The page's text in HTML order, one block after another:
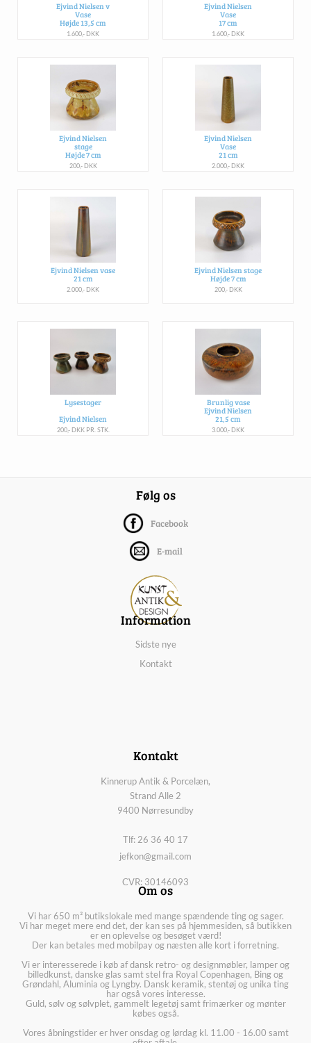
Ejvind Nielsen v
Vase
Højde 13,5 cm
1.600,- DKK
Ejvind Nielsen
Vase
17 cm
1.600,- DKK
Ejvind Nielsen
stage
Højde 7 cm
200,- DKK
Ejvind Nielsen
Vase
21 cm
2.000,- DKK
Ejvind Nielsen vase
21 cm
2.000,- DKK
Ejvind Nielsen stage
Højde 7 cm
200,- DKK
Lysestager
Ejvind Nielsen
200,- DKK PR. STK.
Brunlig vase
Ejvind Nielsen
21,5 cm
3.000,- DKK
Følg os
Facebook
E-mail
Information
Sidste nye
Kontakt
Kontakt
Kinnerup Antik & Porcelæn,
Strand Alle 2
9400 Nørresundby
Tlf: 26 36 40 17
jefkon@gmail.com
CVR: 30146093
Om os
Vi har 650 m² butikslokale med mange spændende ting og sager.
Vi har meget mere end det, der kan ses på hjemmesiden, så butikken
er en oplevelse og besøget værd!
Der kan betales med mobilpay og næsten alle kort i forretning.
Vi er interesserede i køb af dansk retro- og designmøbler, lamper og
billedkunst, danske glas samt stel fra Royal Copenhagen, Bing og
Grøndahl, Aluminia og Lyngby. Dansk keramik, stentøj og unika ting
har også vores interesse.
Guld, sølv og sølvplet, gammelt legetøj samt frimærker og mønter
købes også.
Vores åbningstider er hver onsdag og lørdag kl. 11.00 - 16.00 samt